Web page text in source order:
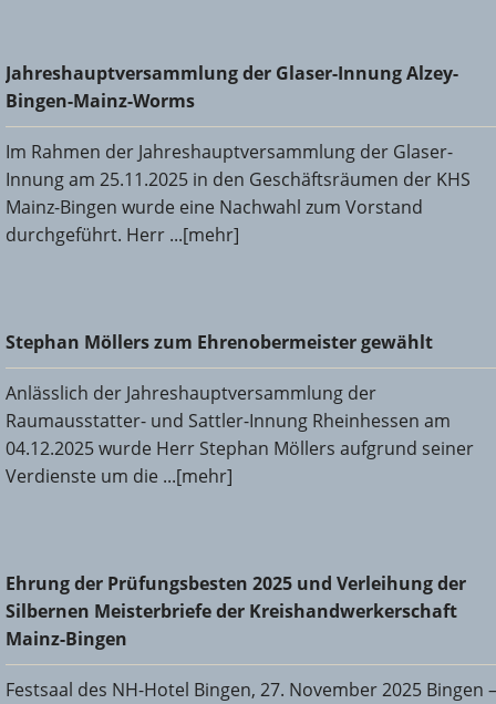
Jahreshauptversammlung der Glaser-Innung Alzey-Bingen-
Mainz-Worms
Jahreshauptversammlung der Glaser-Innung Alzey-
Bingen-Mainz-Worms
Im Rahmen der Jahreshauptversammlung der Glaser-
Innung am 25.11.2025 in den Geschäftsräumen der KHS
Mainz-Bingen wurde eine Nachwahl zum Vorstand
durchgeführt. Herr ...[mehr]
Stephan Möllers zum Ehrenobermeister gewählt
Stephan Möllers zum Ehrenobermeister gewählt
Anlässlich der Jahreshauptversammlung der
Raumausstatter- und Sattler-Innung Rheinhessen am
04.12.2025 wurde Herr Stephan Möllers aufgrund seiner
Verdienste um die ...[mehr]
Ehrung der Prüfungsbesten 2025 und Verleihung der
Silbernen Meisterbriefe der Kreishandwerkerschaft Mainz-
Bingen
Ehrung der Prüfungsbesten 2025 und Verleihung der
Silbernen Meisterbriefe der Kreishandwerkerschaft
Mainz-Bingen
Festsaal des NH-Hotel Bingen, 27. November 2025 Bingen –